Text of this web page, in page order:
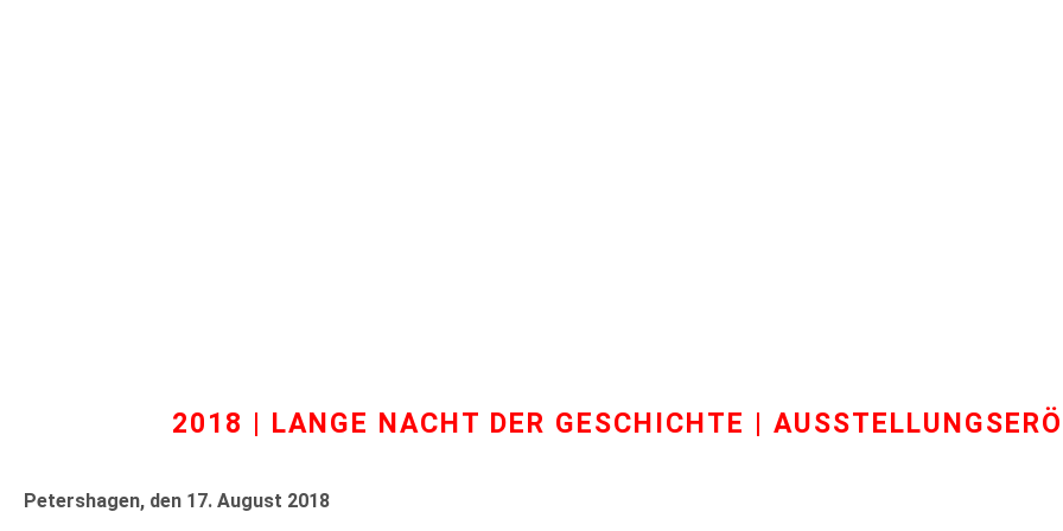
2018 | LANGE NACHT DER GESCHICHTE |
Petershagen, den 17. August 2018